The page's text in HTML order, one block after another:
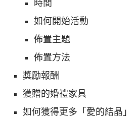
時間
如何開始活動
佈置主題
佈置方法
獎勵報酬
獲贈的婚禮家具
如何獲得更多「愛的結晶」